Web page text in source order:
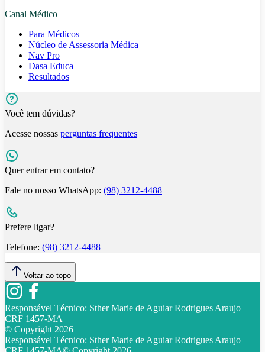
Canal Médico
Para Médicos
Núcleo de Assessoria Médica
Nav Pro
Dasa Educa
Resultados
Você tem dúvidas?
Acesse nossas perguntas frequentes
Quer entrar em contato?
Fale no nosso WhatsApp: (98) 3212-4488
Prefere ligar?
Telefone: (98) 3212-4488
Voltar ao topo
Responsável Técnico: Sther Marie de Aguiar Rodrigues Araujo
CRF 1457-MA
© Copyright2026
Responsável Técnico: Sther Marie de Aguiar Rodrigues Araujo